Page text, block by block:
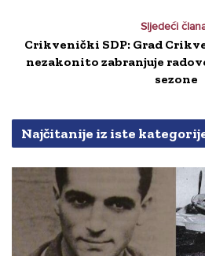
Sljedeći
Crikvenički SDP: Grad
nezakonito zabranjuje
sezone
Najčitanije iz iste